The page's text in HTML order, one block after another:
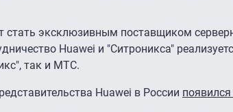
стать эксклюзивным поставщиком
Huawei и "Ситроникса"
так и МТС.
Huawei в России